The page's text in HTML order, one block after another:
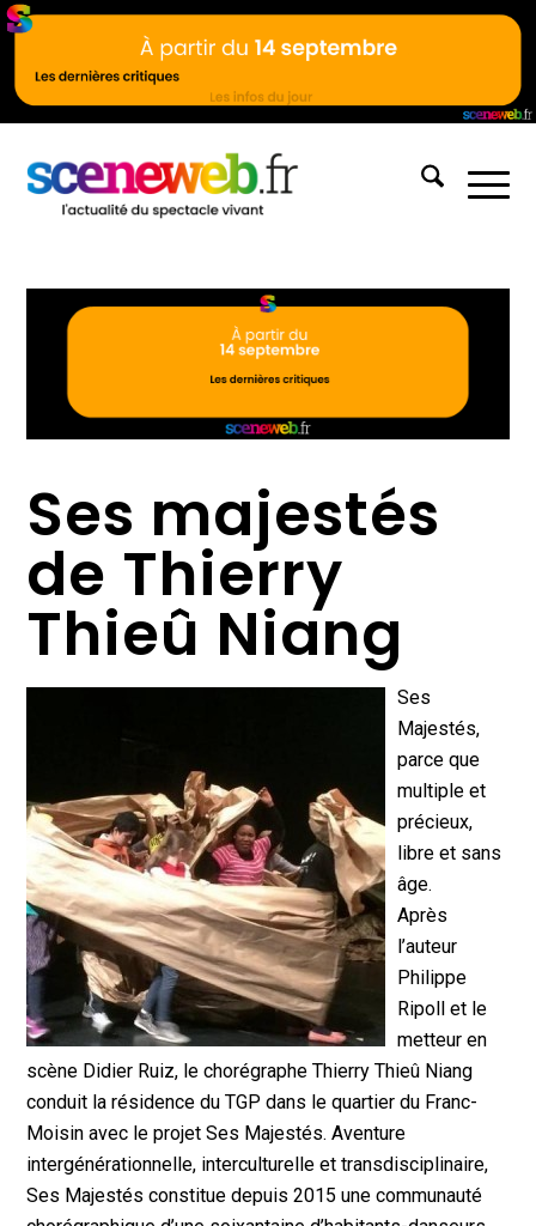
Ses majestés
de Thierry
Thieû Niang
Ses
Majestés,
parce que
multiple et
précieux,
libre et sans
âge.
Après
l’auteur
Philippe
Ripoll et le
metteur en
scène Didier Ruiz, le chorégraphe Thierry Thieû Niang
conduit la résidence du TGP dans le quartier du Franc-
Moisin avec le projet Ses Majestés. Aventure
intergénérationnelle, interculturelle et transdisciplinaire,
Ses Majestés constitue depuis 2015 une communauté